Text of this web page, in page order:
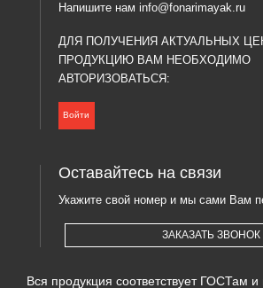
Напишите нам info@fonarimayak.ru
ДЛЯ ПОЛУЧЕНИЯ АКТУАЛЬНЫХ
ПРОДУКЦИЮ ВАМ НЕОБХОДИМО
АВТОРИЗОВАТЬСЯ:
Войти
Оставайтесь на связи
Укажите свой номер и мы сами Вам
ЗАКАЗАТЬ ЗВОНОК
Вся продукция соответствует ГОСТам и